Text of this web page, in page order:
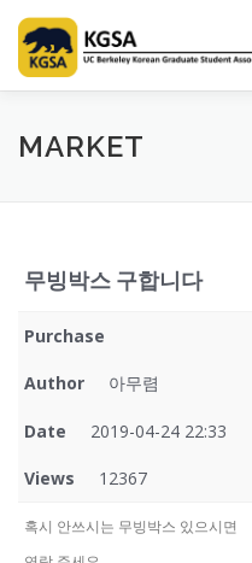
content
HOME ABOUT US
MARKET
무빙박스 구합니다
Purchase
Author 아무렴
Date 2019-04-24 22:33
Views 12367
혹시 안쓰시는 무빙박스 있으시면